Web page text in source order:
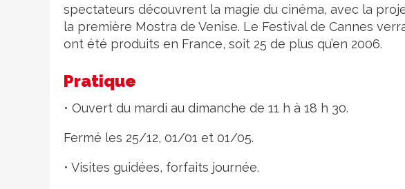
spectateurs découvrent la magie du cinéma, avec la
la première Mostra de Venise. Le Festival de Cannes
ont été produits en France, soit 25 de plus qu’en 2006.
Pratique
• Ouvert du mardi au dimanche de 11 h à 18 h 30.
Fermé les 25/12, 01/01 et 01/05.
• Visites guidées, forfaits journée.